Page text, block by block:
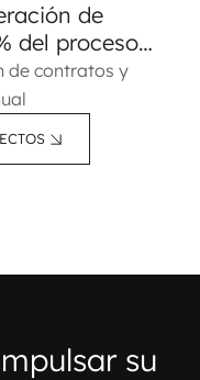
de
del proceso
de contratos y
su